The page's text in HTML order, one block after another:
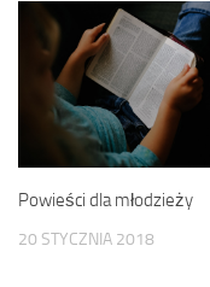
Powieści dla młodzieży
20 STYCZNIA 2018